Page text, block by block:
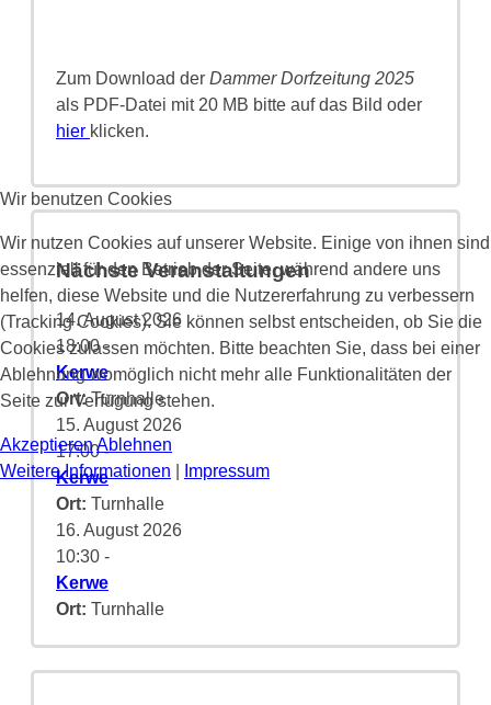
Zum Download der Dammer Dorfzeitung 2025
als PDF-Datei mit 20 MB bitte auf das Bild oder
hier klicken.
Nächste Veranstaltungen
14. August 2026
18:00-
Kerwe
Ort:Turnhalle
15. August 2026
17:00-
Kerwe
Ort: Turnhalle
16. August 2026
10:30 -
Kerwe
Ort: Turnhalle
Wir benutzen Cookies
Wir nutzen Cookies auf unserer Website. Einige von ihnen sind
essenziell für den Betrieb der Seite, während andere uns
helfen, diese Website und die Nutzererfahrung zu verbessern
(Tracking Cookies). Sie können selbst entscheiden, ob Sie die
Cookies zulassen möchten. Bitte beachten Sie, dass bei einer
Ablehnung womöglich nicht mehr alle Funktionalitäten der
Seite zur Verfügung stehen.
AkzeptierenAblehnen
Weitere Informationen
Impressum